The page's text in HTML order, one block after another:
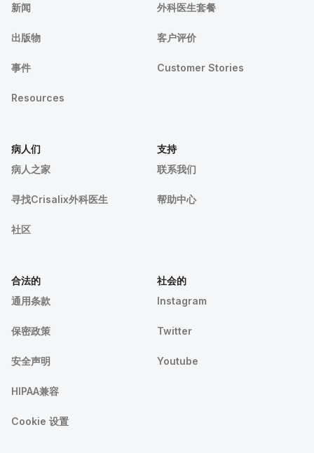
新闻
出版物
事件
Resources
外科医生套餐
客户评价
Customer Stories
病人们
病人之家
寻找Crisalix外科医生
社区
支持
联系我们
帮助中心
合法的
通用条款
保密政策
安全声明
HIPAA兼容
Cookie 设置
社会的
Instagram
Twitter
Youtube